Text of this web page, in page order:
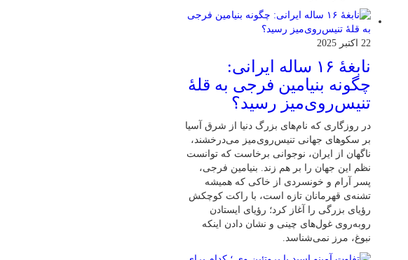
22 اکتبر 2025
نابغهٔ ۱۶ ساله ایرانی:
چگونه بنیامین فرجی به قلهٔ
تنیس‌روی‌میز رسید؟
در روزگاری که نام‌های بزرگ دنیا از شرق آسیا
بر سکوهای جهانی تنیس‌روی‌میز می‌درخشند،
ناگهان از ایران، نوجوانی برخاست که توانست
نظم این جهان را بر هم زند. بنیامین فرجی،
پسر آرام و خونسردی از خاکی که همیشه
تشنه‌ی قهرمانان تازه است، با راکت کوچکش
رؤیای بزرگی را آغاز کرد؛ رؤیای ایستادن
روبه‌روی غول‌های چینی و نشان دادن اینکه
نبوغ، مرز نمی‌شناسد.